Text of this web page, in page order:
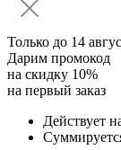
Только до 14
Дарим промокод
на скидку 10%
на первый заказ
Действует